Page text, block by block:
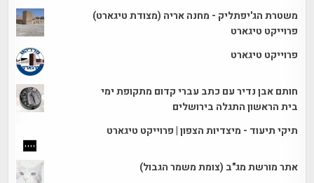
משטרת הג'יפתליק - מחנה אריה (מצודת טיגארט)
פרוייקט טיגארט
פרוייקט טיגארט
חותם אבן נדיר עם כתב עברי קדום מתקופת ימי
בית הראשון התגלה בירושלים
תיקי תיעוד - מיצדיות הצפון | פרוייקט טיגארט
אתר מורשת מג"ב (צומת משמר הגבול)